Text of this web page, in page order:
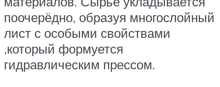
поочерёдно, образуя многослойный
лист с особыми свойствами
,который формуется
гидравлическим прессом.